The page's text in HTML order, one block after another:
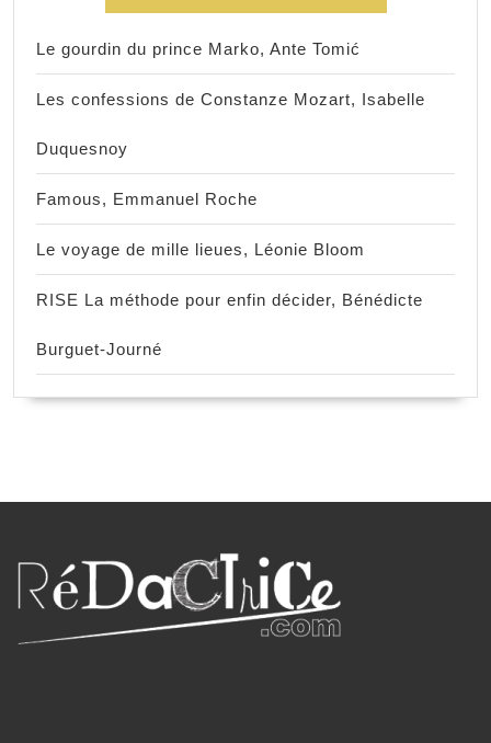
Le gourdin du prince Marko, Ante Tomić
Les confessions de Constanze Mozart, Isabelle
Duquesnoy
Famous, Emmanuel Roche
Le voyage de mille lieues, Léonie Bloom
RISE La méthode pour enfin décider, Bénédicte
Burguet-Journé